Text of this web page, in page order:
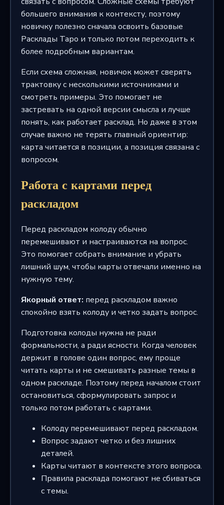
большего внимания к контексту, поэтому
новичку полезно сначала освоить базовые
Расклады Таро и только потом переходить к
более подробным вариантам.
Если схема сложная, новичок может сверять
трактовку с несколькими источниками и
смотреть примеры. Это помогает не
застревать на одной версии смысла и лучше
понять, как работает расклад. Но даже в этом
случае важно не терять главный ориентир:
карта читается в позиции, а позиция связана с
вопросом.
Работа с картами перед
раскладом
Перед раскладом колоду обычно
перемешивают и настраиваются на вопрос.
Это помогает собрать внимание и убрать
лишний шум, чтобы карты отвечали именно на
нужную тему.
Якорный ответ: перед раскладом важно
спокойно взять колоду и четко задать вопрос.
Подготовка колоды нужна не ради
формальности, а ради ясности. Когда человек
держит в голове один вопрос, ему проще
читать карты и не смешивать разные темы в
одном раскладе. Поэтому перед началом стоит
остановиться, сформулировать запрос и
только потом работать с картами.
Колоду перемешивают перед раскладом.
Вопрос задают четко и без лишних
деталей.
Карты читают в контексте этого вопроса.
Правила расклада помогают не сбиваться
с темы.